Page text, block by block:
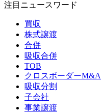
注目ニュースワード
買収
株式譲渡
合併
吸収合併
TOB
クロスボーダーM&A
吸収分割
子会社
事業譲渡